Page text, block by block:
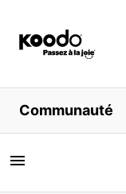
Magasiner
Libre service
Aide
Communauté